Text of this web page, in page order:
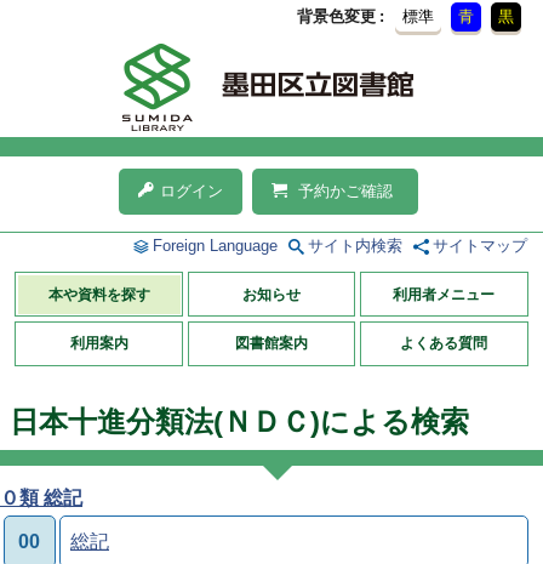
背景色変更 標準 青 黒
ログイン 予約かご確認
Foreign Language サイト内検索 サイトマップ
本や資料を探す お知らせ 利用者メニュー
利用案内 図書館案内 よくある質問
日本十進分類法(ＮＤＣ)による検索
０類 総記
00 総記